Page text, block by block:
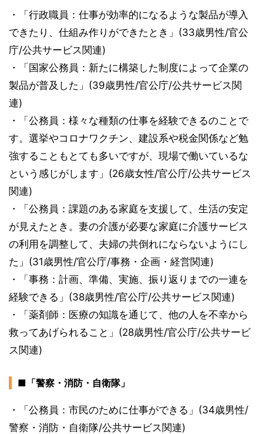
・「行政職員：仕事が効率的になるような製品が導入
できたり、仕組み作りができたとき」(33歳男性/官公
庁/公共サービス関連)
・「国家公務員：新たに構築した制度によって企業の
製品が普及した」(39歳男性/官公庁/公共サービス関
連)
・「公務員：様々な種類の仕事を経験できるのことで
す。選挙やコロナワクチン、建設系や税金関係など勉
強することもとても多いですが、現場で働いているな
という感じがします」(26歳女性/官公庁/公共サービス
関連)
・「公務員：課題のある家庭を支援して、生活の安定
が見えたとき。妻の介護が必要な家庭に介護サービス
の利用を調整して、夫婦の共倒れにならないようにし
た」(31歳男性/官公庁/事務・企画・経営関連)
・「事務：計画、準備、実施、振り返りまでの一連を
経験できる」(38歳男性/官公庁/公共サービス関連)
・「薬剤師：医療の知識を通じて、他の人を不幸から
救ってあげられること」(28歳男性/官公庁/公共サービ
ス関連)
■「警察・消防・自衛隊」
・「公務員：市民のために仕事ができる」(34歳男性/
警察・消防・自衛隊/公共サービス関連)